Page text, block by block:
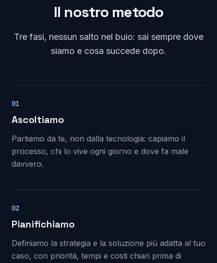
Il nostro metodo
Tre fasi, nessun salto nel buio: sai sempre dove
siamo e cosa succede dopo.
01
Ascoltiamo
Partiamo da te, non dalla tecnologia: capiamo il
processo, chi lo vive ogni giorno e dove fa male
davvero.
02
Pianifichiamo
Definiamo la strategia e la soluzione più adatta al tuo
caso, con priorità, tempi e costi chiari prima di